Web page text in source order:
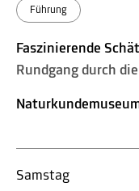
Führung
Faszinierende
Rundgang durch
Samstag